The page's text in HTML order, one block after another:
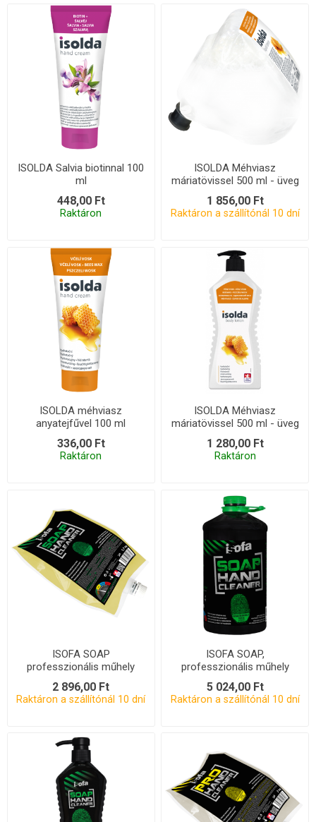
ISOLDA Salvia biotinnal 100
ml
448,00 Ft
Raktáron
ISOLDA Méhviasz
máriatövissel 500 ml - üveg
X
1 856,00 Ft
Raktáron a szállítónál 10 dní
ISOLDA méhviasz
anyatejfűvel 100 ml
336,00 Ft
Raktáron
ISOLDA Méhviasz
máriatövissel 500 ml - üveg
X
1 280,00 Ft
Raktáron
ISOFA SOAP
professzionális műhely
kg , GROUP
2 896,00 Ft
Raktáron a szállítónál 10 dní
ISOFA SOAP,
professzionális műhely
kg, COMP
5 024,00 Ft
Raktáron a szállítónál 10 dní